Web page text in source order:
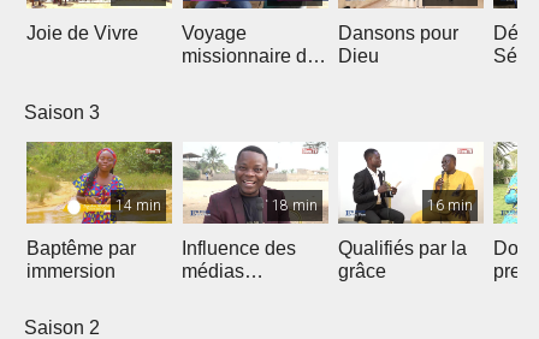
Joie de Vivre
Voyage
missionnaire de
Dansons pour
Dieu
Saison 3
14 min
Baptême par
immersion
18 min
Influence des
médias
16 min
Qualifiés par la
grâce
Saison 2